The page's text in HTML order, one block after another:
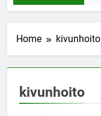
Home kivunhoito
kivunhoito